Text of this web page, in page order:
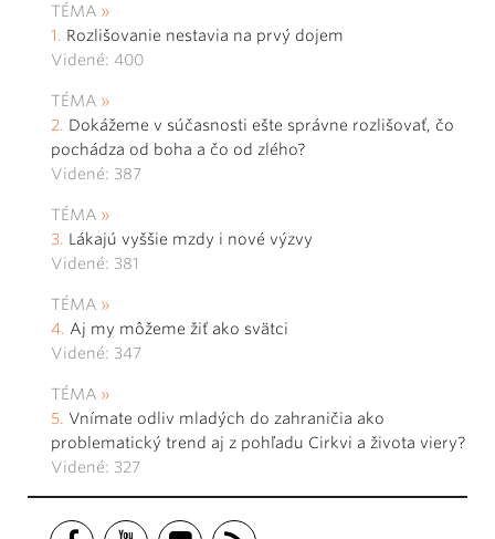
TÉMA
Rozlišovanie nestavia na prvý dojem
Videné: 400
TÉMA
Dokážeme v súčasnosti ešte správne rozlišovať, čo
pochádza od boha a čo od zlého?
Videné: 387
TÉMA
Lákajú vyššie mzdy i nové výzvy
Videné: 381
TÉMA
Aj my môžeme žiť ako svätci
Videné: 347
TÉMA
Vnímate odliv mladých do zahraničia ako
problematický trend aj z pohľadu Cirkvi a života viery?
Videné: 327